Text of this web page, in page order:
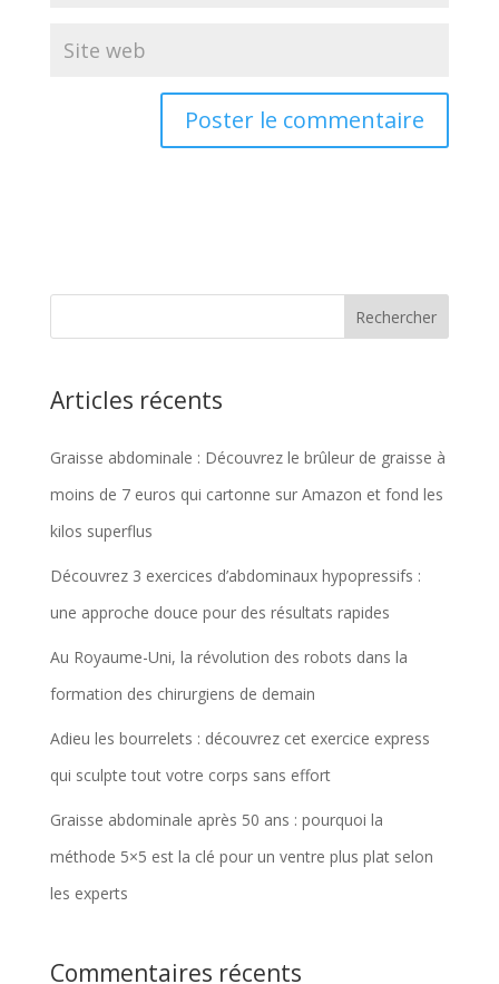
Articles récents
Graisse abdominale : Découvrez le brûleur de graisse à
moins de 7 euros qui cartonne sur Amazon et fond les
kilos superflus
Découvrez 3 exercices d’abdominaux hypopressifs :
une approche douce pour des résultats rapides
Au Royaume-Uni, la révolution des robots dans la
formation des chirurgiens de demain
Adieu les bourrelets : découvrez cet exercice express
qui sculpte tout votre corps sans effort
Graisse abdominale après 50 ans : pourquoi la
méthode 5×5 est la clé pour un ventre plus plat selon
les experts
Commentaires récents